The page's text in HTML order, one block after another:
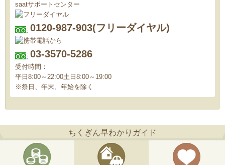
saatサポートセンター
0120-987-903(フリーダイヤル)
03-3570-5286
受付時間：
平日 8:00～22:00土日 8:00～19:00
※祭日、年末、年始を除く
ちくぎん早わかりガイド